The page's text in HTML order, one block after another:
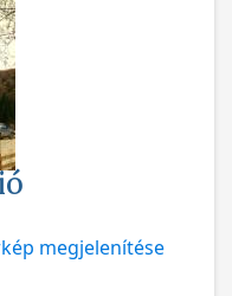
megjelenítése